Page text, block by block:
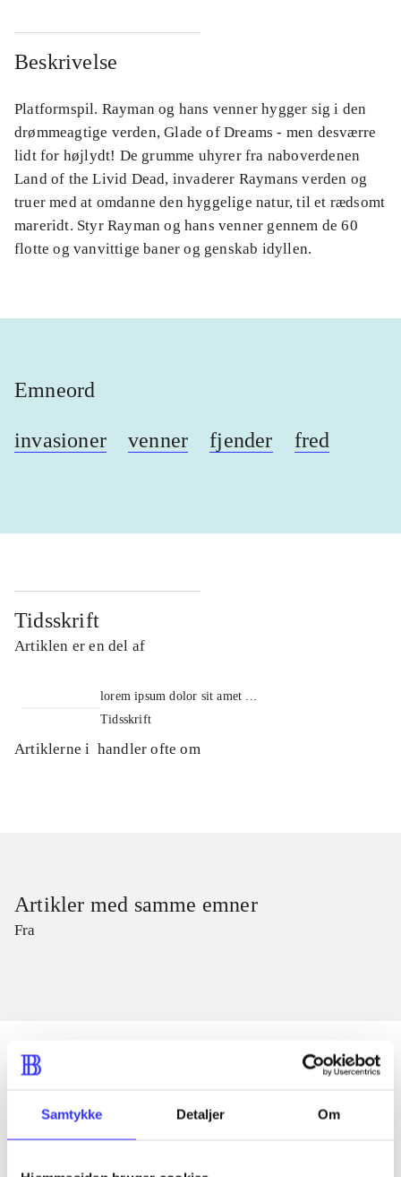
Samtykke Detaljer Om
Beskrivelse
Platformspil. Rayman og hans venner hygger sig i den
drømmeagtige verden, Glade of Dreams - men desværre
lidt for højlydt! De grumme uhyrer fra naboverdenen
Land of the Livid Dead, invaderer Raymans verden og
truer med at omdanne den hyggelige natur, til et rædsomt
mareridt. Styr Rayman og hans venner gennem de 60
flotte og vanvittige baner og genskab idyllen.
Emneord
invasioner venner fjender fred
Tidsskrift
Artiklen er en del af
lorem ipsum dolor sit amet ...
Tidsskrift
Artiklerne i handler ofte om
Artikler med samme emner
Fra
Artikler